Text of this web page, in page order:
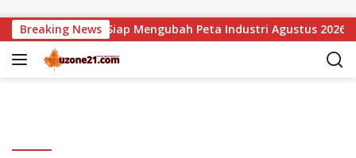
Breaking News
ARRI yang Siap Mengubah Peta Industri Agustus 2026